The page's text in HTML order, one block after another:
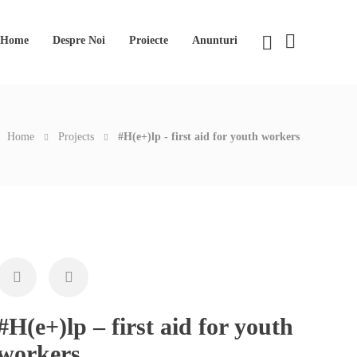
Home Despre Noi Proiecte Anunturi
Home Projects #H(e+)lp - first aid for youth workers
– first aid for youth